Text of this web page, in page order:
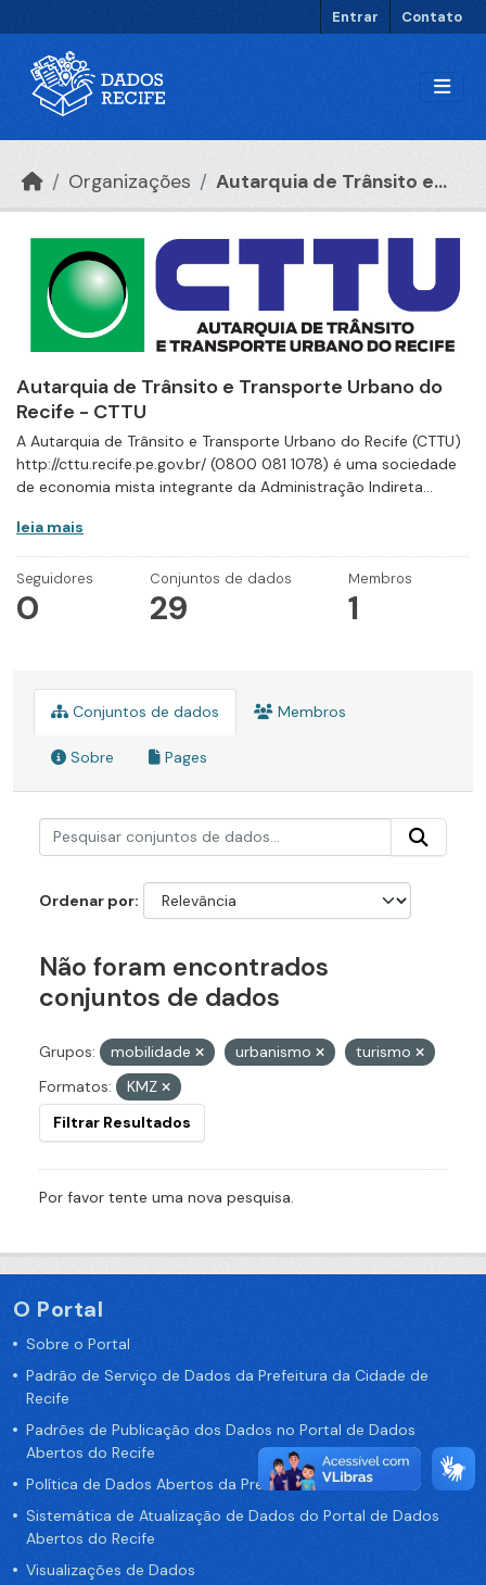
Entrar Contato
Organizações Autarquia de Trânsito e...
Autarquia de Trânsito e Transporte Urbano do
Recife - CTTU
A Autarquia de Trânsito e Transporte Urbano do Recife (CTTU)
http://cttu.recife.pe.gov.br/ (0800 081 1078) é uma sociedade
de economia mista integrante da Administração Indireta...
leia mais
Seguidores
0
Conjuntos de dados
29
Membros
1
Conjuntos de dados Membros
Sobre Pages
Ordenar por
Não foram encontrados
conjuntos de dados
Grupos: mobilidade urbanismo
turismo
Formatos:
KMZ
Filtrar Resultados
Por favor tente uma nova pesquisa.
O Portal
Sobre o Portal
Padrão de Serviço de Dados da Prefeitura da Cidade de
Recife
Padrões de Publicação dos Dados no Portal de Dados
Abertos do Recife
Política de Dados Abertos da Prefeitura do Recife
Sistemática de Atualização de Dados do Portal de Dados
Abertos do Recife
Visualizações de Dados